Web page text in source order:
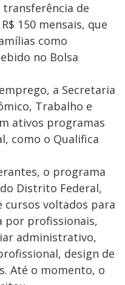
transferência de
150 mensais, que
como
no Bolsa
a Secretaria
Trabalho e
ativos programas
como o Qualifica
o programa
Distrito Federal,
voltados para
por profissionais,
administrativo,
design de
Até o momento, o